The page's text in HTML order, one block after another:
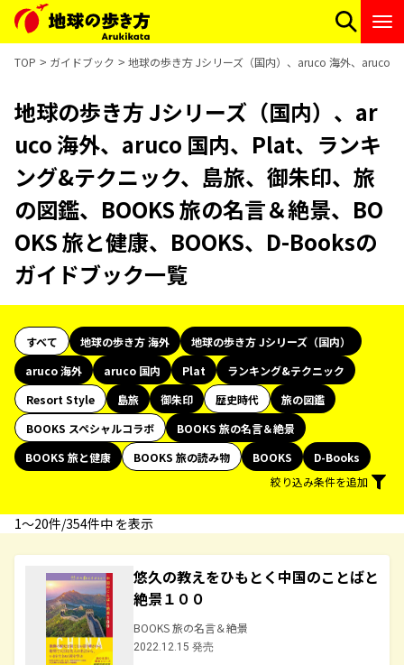
TOP ガイドブック 地球の歩き方 Jシリーズ（国内）、aruco 海外、aruco
地球の歩き方 Jシリーズ（国内）、ar
uco 海外、aruco 国内、Plat、ランキ
ング&テクニック、島旅、御朱印、旅
の図鑑、BOOKS 旅の名言＆絶景、BO
OKS 旅と健康、BOOKS、D-Booksの
ガイドブック一覧
すべて 地球の歩き方 海外
地球の歩き方 Jシリーズ（国内）
aruco 海外
aruco 国内 Plat
ランキング&テクニック
Resort Style
島旅 御朱印 歴史時代
旅の図鑑
BOOKS スペシャルコラボ
BOOKS 旅の名言＆絶景
BOOKS 旅と健康
BOOKS 旅の読み物 BOOKS
D-Books
絞り込み条件を追加
1〜20件/354件中 を表示
悠久の教えをひもとく中国のことばと
絶景１００
BOOKS 旅の名言＆絶景
2022.12.15 発売